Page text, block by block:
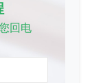
回电